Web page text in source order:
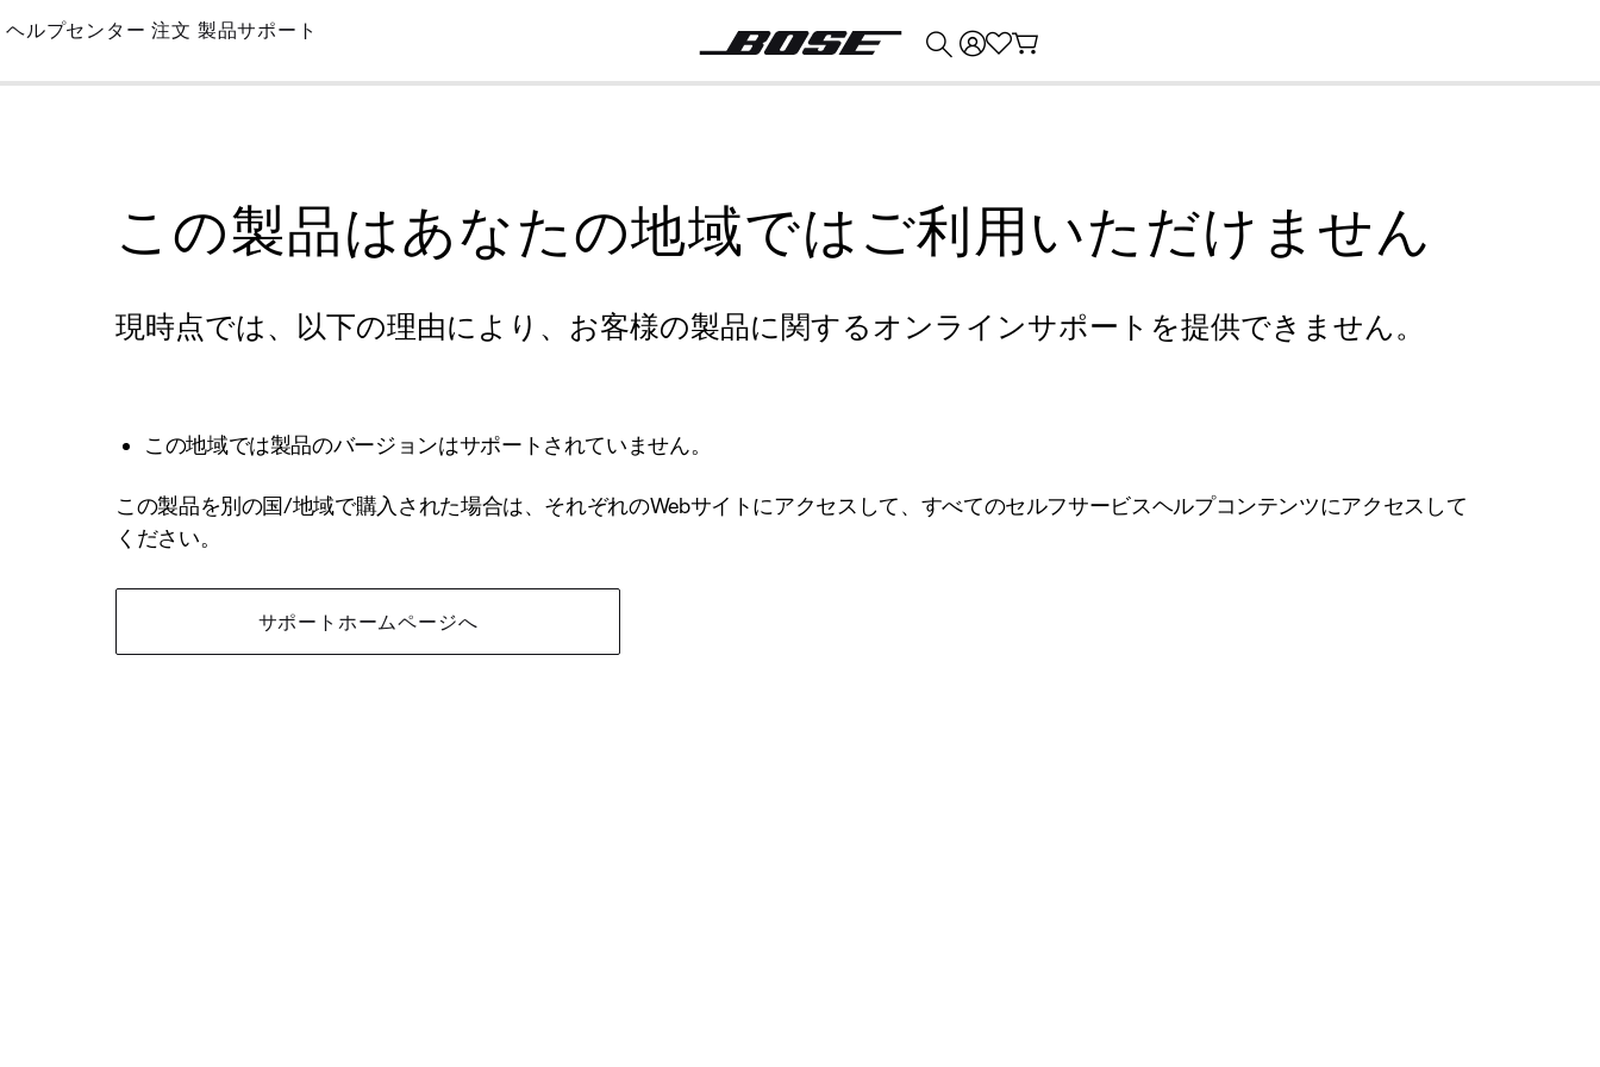
Skip
Main
ヘルプセンター 注文 製品サポート
この製品はあなたの地域ではご利用いただけません
現時点では、以下の理由により、お客様の製品に関するオンラインサポートを提供できません。
この地域では製品のバージョンはサポートされていません。
この製品を別の国/地域で購入された場合は、それぞれのWebサイトにアクセスして、すべてのセルフサービスヘルプコンテンツにアクセスして
ください。
サポートホームページへ